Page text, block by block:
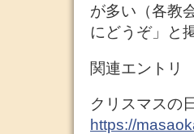
が多い（各教
にどうぞ」と
関連エントリ
クリスマスの
https://